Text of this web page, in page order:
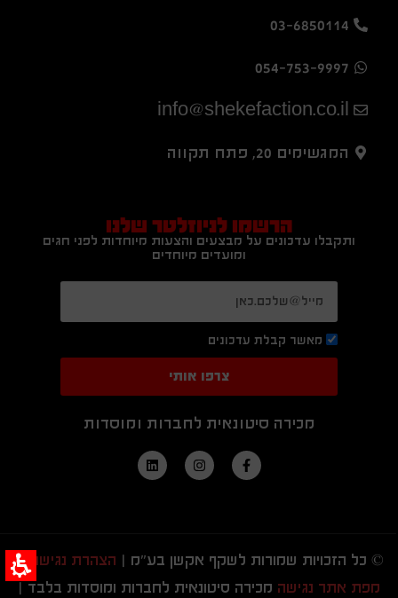
03-6850114
054-753-9997
info@shekefaction.co.il
המגשימים 20, פתח תקווה
הרשמו לניוזלטר שלנו
ותקבלו עדכונים על מבצעים והצעות מיוחדות לפני חגים
ומועדים מיוחדים
מאשר קבלת עדכונים
צרפו אותי
מכירה סיטונאית לחברות ומוסדות
© כל הזכויות שמורות לשקף אקשן בע"מ | הצהרת נגישות|
מפת אתר נגישהמכירה סיטונאית לחברות ומוסדות בלבד |